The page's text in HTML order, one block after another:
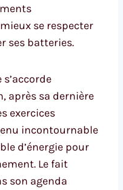
se respecter
ses batteries.
s’accorde
après sa dernière
exercices
incontournable
d’énergie pour
Le fait
son agenda